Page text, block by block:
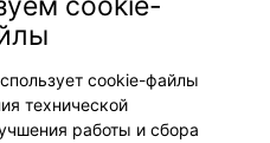
компания
«Газпром-Медиа
cookie-файлы
технической
работы и сбора